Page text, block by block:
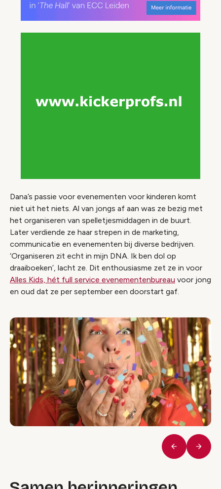
Dana’s passie voor evenementen voor kinderen komt
niet uit het niets. Al van jongs af aan was ze bezig met
het organiseren van spelletjesmiddagen in de buurt.
Later verdiende ze haar strepen in de marketing,
communicatie en evenementen bij diverse bedrijven.
‘Organiseren zit echt in mijn DNA. Ik ben dol op
draaiboeken’, lacht ze. Dit enthousiasme zet ze in voor
Alles Kids, hét full service evenementenbureau voor jong
en oud dat ze per september een doorstart gaf.
Vorige